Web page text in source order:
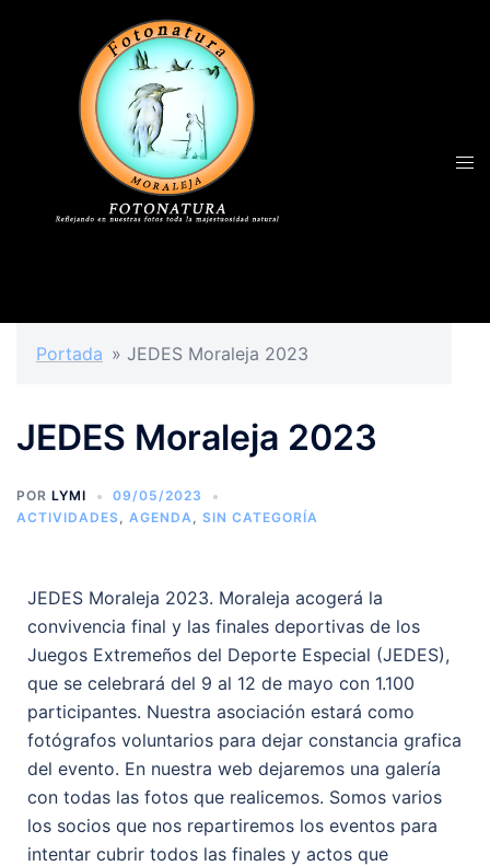
Portada » JEDES Moraleja 2023
JEDES Moraleja 2023
POR LYMI
09/05/2023
ACTIVIDADES, AGENDA, SIN CATEGORÍA
JEDES Moraleja 2023. Moraleja acogerá la
convivencia final y las finales deportivas de los
Juegos Extremeños del Deporte Especial (JEDES),
que se celebrará del 9 al 12 de mayo con 1.100
participantes. Nuestra asociación estará como
fotógrafos voluntarios para dejar constancia grafica
del evento. En nuestra web dejaremos una galería
con todas las fotos que realicemos. Somos varios
los socios que nos repartiremos los eventos para
intentar cubrir todos las finales y actos que